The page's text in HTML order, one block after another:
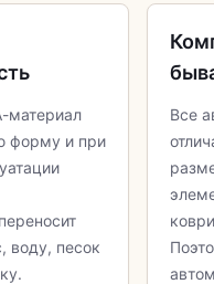
материал
форму и при
воду, песок
Все